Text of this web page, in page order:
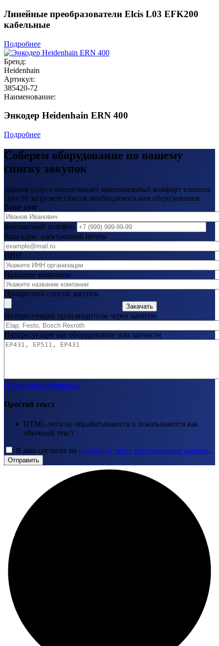
Линейные преобразователи Elcis L03 EFK200
кабельные
Подробнее
Бренд:
Heidenhain
Артикул:
385420-72
Наименование:
Энкодер Heidenhain ERN 400
Подробнее
Соберем оборудование по вашему
списку закупок
Данная услуга обеспечивает максимальный комфорт клиента.
Просто загрузите список необходимого вам оборудования.
Ваше имя
Контактный телефон
Ваш адрес электронной почты
ИНН
Название компании
Прикрепить список закупок
Закачать
Интересующие производители через запятую
Интересующее вас оборудование или запчасти
О текстовых форматах
Простой текст
HTML-теги не обрабатываются и показываются как
обычный текст
Я даю согласие на обработку моих персональных данных.
Отправить